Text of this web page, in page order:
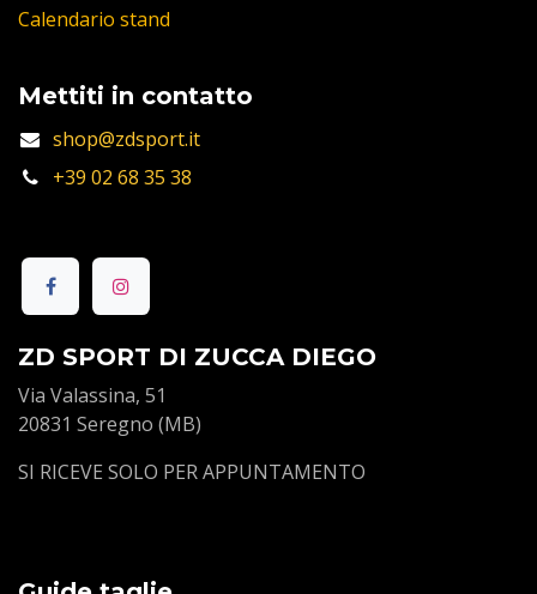
Calendario stand
Mettiti in contatto
shop@zdsport.it
+39 02 68 35 38
ZD SPORT DI ZUCCA DIEGO
Via Valassina, 51
20831 Seregno (MB)
SI RICEVE SOLO PER APPUNTAMENTO